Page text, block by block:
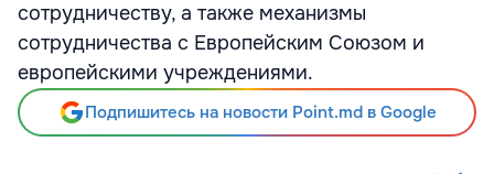
сотрудничеству, а также механизмы
сотрудничества с Европейским Союзом и
европейскими учреждениями.
Подпишитесь на новости Point.md в Google